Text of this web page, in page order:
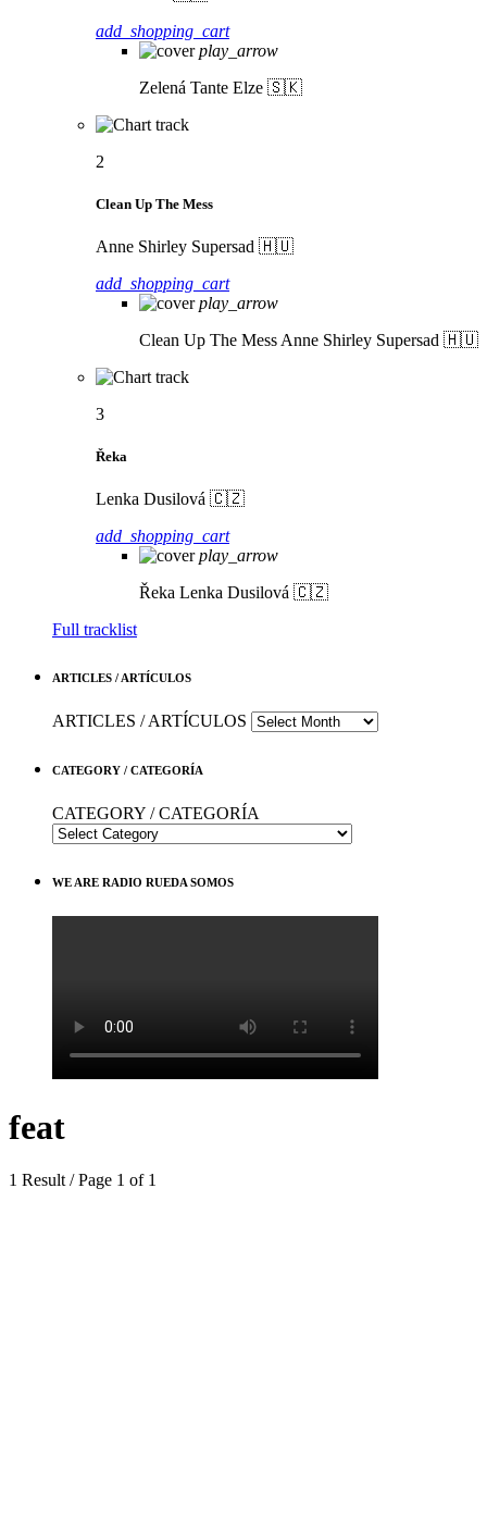
add_shopping_cart
play_arrow
Zelená Tante Elze 🇸🇰
2
Clean Up The Mess
Anne Shirley Supersad 🇭🇺
add_shopping_cart
play_arrow
Clean Up The Mess Anne Shirley Supersad 🇭🇺
3
Řeka
Lenka Dusilová 🇨🇿
add_shopping_cart
play_arrow
Řeka Lenka Dusilová 🇨🇿
Full tracklist
ARTICLES / ARTÍCULOS
ARTICLES / ARTÍCULOS
CATEGORY / CATEGORÍA
CATEGORY / CATEGORÍA
WE ARE RADIO RUEDA SOMOS
feat
1 Result / Page 1 of 1